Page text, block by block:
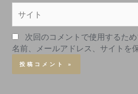
次回のコメントで使用するた
名前、メールアドレス、サイトを